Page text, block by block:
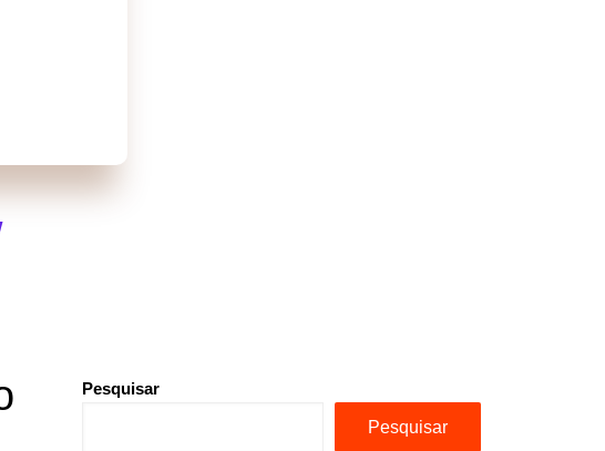
Pesquisar
Pesquisar